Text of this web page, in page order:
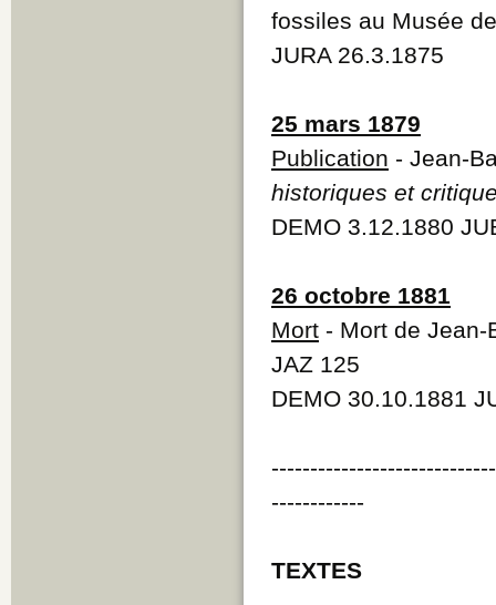
fossiles au Musée
JURA 26.3.1875
25 mars 1879
Publication - Jean-
historiques et
DEMO 3.12.1880
26 octobre 1881
Mort - Mort de Jean-
JAZ 125
DEMO 30.10.1881
------------
TEXTES